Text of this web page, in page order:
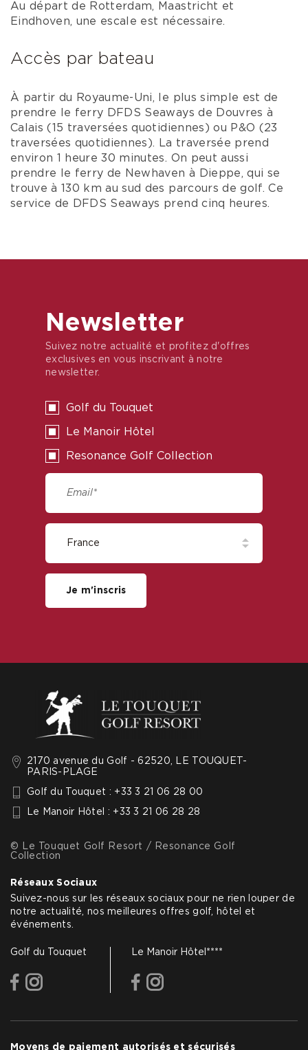
Au départ de Rotterdam, Maastricht et
Eindhoven, une escale est nécessaire.
Accès par bateau
À partir du Royaume-Uni, le plus simple est de
prendre le ferry DFDS Seaways de Douvres à
Calais (15 traversées quotidiennes) ou P&O (23
traversées quotidiennes). La traversée prend
environ 1 heure 30 minutes. On peut aussi
prendre le ferry de Newhaven à Dieppe, qui se
trouve à 130 km au sud des parcours de golf. Ce
service de DFDS Seaways prend cinq heures.
2170 avenue du Golf - 62520, LE TOUQUET-
PARIS-PLAGE
Golf du Touquet : +33 3 21 06 28 00
Le Manoir Hôtel : +33 3 21 06 28 28
© Le Touquet Golf Resort / Resonance Golf
Collection
Réseaux Sociaux
Suivez-nous sur les réseaux sociaux pour ne rien louper de
notre actualité, nos meilleures offres golf, hôtel et
événements.
Golf du Touquet
facebook
Le Manoir Hôtel****
facebook
Moyens de paiement autorisés et sécurisés
Newsletter
Suivez notre actualité et profitez d'offres
exclusives en vous inscrivant à notre
newsletter.
Golf du Touquet
Le Manoir Hôtel
Resonance Golf Collection
Je m'inscris